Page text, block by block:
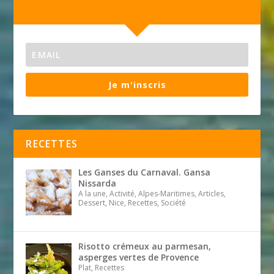
Je m'inscris
RECETTES
Les Ganses du Carnaval. Gansa
Nissarda
A la une, Activité, Alpes-Maritimes, Articles,
Dessert, Nice, Recettes, Société
Risotto crémeux au parmesan,
asperges vertes de Provence
Plat, Recettes